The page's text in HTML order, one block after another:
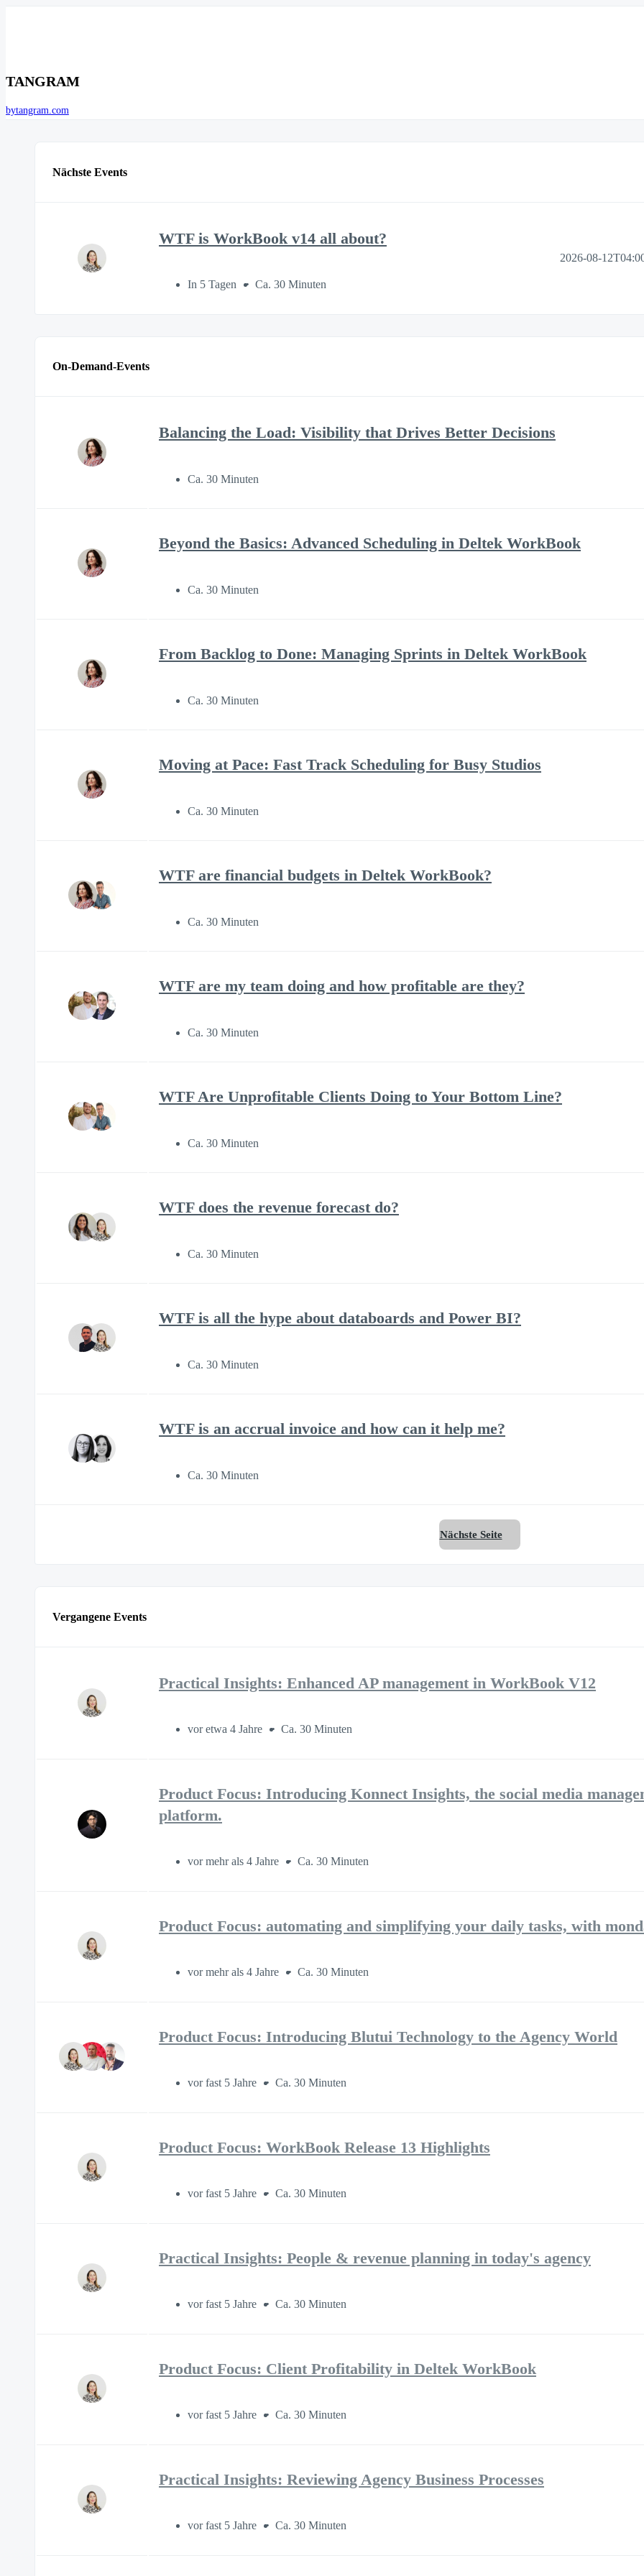
TANGRAM
bytangram.com
Nächste Events
WTF is WorkBook v14 all about?
In 5 Tagen Ca. 30 Minuten
2026-08-
On-Demand-Events
Balancing the Load: Visibility that Drives Better Decisions
Ca. 30 Minuten
Beyond the Basics: Advanced Scheduling in Deltek WorkBook
Ca. 30 Minuten
From Backlog to Done: Managing Sprints in Deltek WorkBook
Ca. 30 Minuten
Moving at Pace: Fast Track Scheduling for Busy Studios
Ca. 30 Minuten
WTF are financial budgets in Deltek WorkBook?
Ca. 30 Minuten
WTF are my team doing and how profitable are they?
Ca. 30 Minuten
WTF Are Unprofitable Clients Doing to Your Bottom Line?
Ca. 30 Minuten
WTF does the revenue forecast do?
Ca. 30 Minuten
WTF is all the hype about databoards and Power BI?
Ca. 30 Minuten
WTF is an accrual invoice and how can it help me?
Ca. 30 Minuten
Nächste Seite
Vergangene Events
Practical Insights: Enhanced AP management in WorkBook V12
vor etwa 4 Jahre Ca. 30 Minuten
Product Focus: Introducing Konnect Insights, the social media
platform.
vor mehr als 4 Jahre Ca. 30 Minuten
Product Focus: automating and simplifying your daily tasks, with
vor mehr als 4 Jahre Ca. 30 Minuten
Product Focus: Introducing Blutui Technology to the Agency World
vor fast 5 Jahre Ca. 30 Minuten
Product Focus: WorkBook Release 13 Highlights
vor fast 5 Jahre Ca. 30 Minuten
Practical Insights: People & revenue planning in today's agency
vor fast 5 Jahre Ca. 30 Minuten
Product Focus: Client Profitability in Deltek WorkBook
vor fast 5 Jahre Ca. 30 Minuten
Practical Insights: Reviewing Agency Business Processes
vor fast 5 Jahre Ca. 30 Minuten